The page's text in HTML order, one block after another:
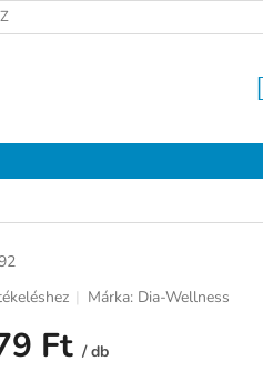
TÁJÉKOZTATÓ JOGI
Márka: Dia-Wellness
Ft / db